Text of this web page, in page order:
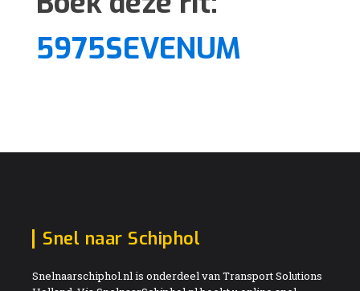
5975SEVENUM
Snel naar Schiphol
Snelnaarschiphol.nl is onderdeel van Transport Solutions